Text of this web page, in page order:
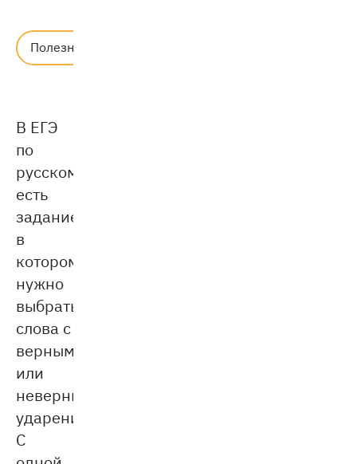
Полезное
В ЕГЭ
по
русскому
есть
задание,
в
котором
нужно
выбрать
слова с
верным
или
неверным
ударением.
С